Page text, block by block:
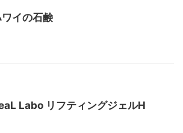
イの石鹸
Labo リフティングジェルH